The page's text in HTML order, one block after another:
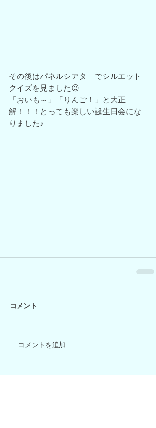
その後はパネルシアターでシルエット
クイズを見ました😉
「おいも～」「りんご！」と大正
解！！！とっても楽しい誕生日会にな
りました♪
コメント
コメントを追加…